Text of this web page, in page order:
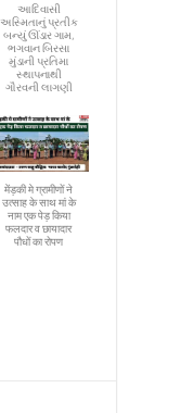
આદિવાસી
અસ્મિતાનું પ્રતીક
બન્યું ઊંડાર ગામ,
ભગવાન બિરસા
મુંડાની પ્રતિમા
સ્થાપનાથી
ગૌરવની લાગણી
मेंड़की मे ग्रामीणों ने
उत्साह के साथ मां के
नाम एक पेड़ किया
फलदार व छायादार
पौधों का रोपण